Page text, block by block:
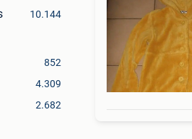
10.144
852
4.309
2.682